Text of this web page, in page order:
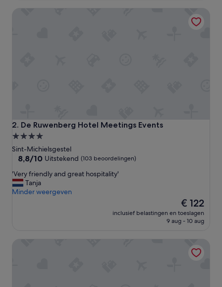
2. De Ruwenberg Hotel Meetings Events
De Ruwenberg Hotel Meetings Events
4.0-
sterrenaccommodatie
Sint-Michielsgestel
8.8
10,
Uitstekend,
(103
8,8/10 Uitstekend (103 beoordelingen)
'
V
e
'Very friendly and great hospitality'
Tanja
Minder weergeven
De
prijs
is
€ 122
inclusief belastingen en toeslagen
9 aug - 10 aug